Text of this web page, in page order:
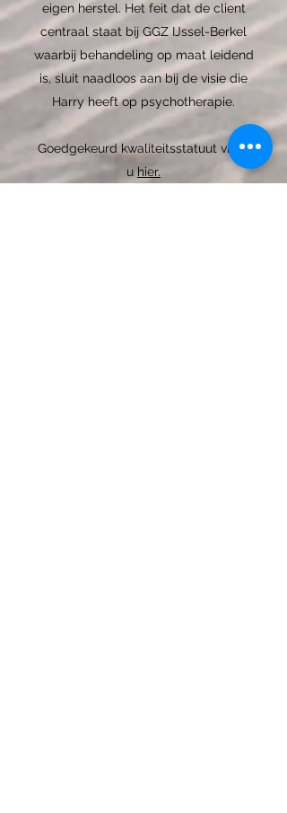
eigen herstel. Het feit dat de client
centraal staat bij GGZ IJssel-Berkel
waarbij behandeling op maat leidend
is, sluit naadloos aan bij de visie die
Harry heeft op psychotherapie.
Goedgekeurd kwaliteitsstatuut vindt
uhier.